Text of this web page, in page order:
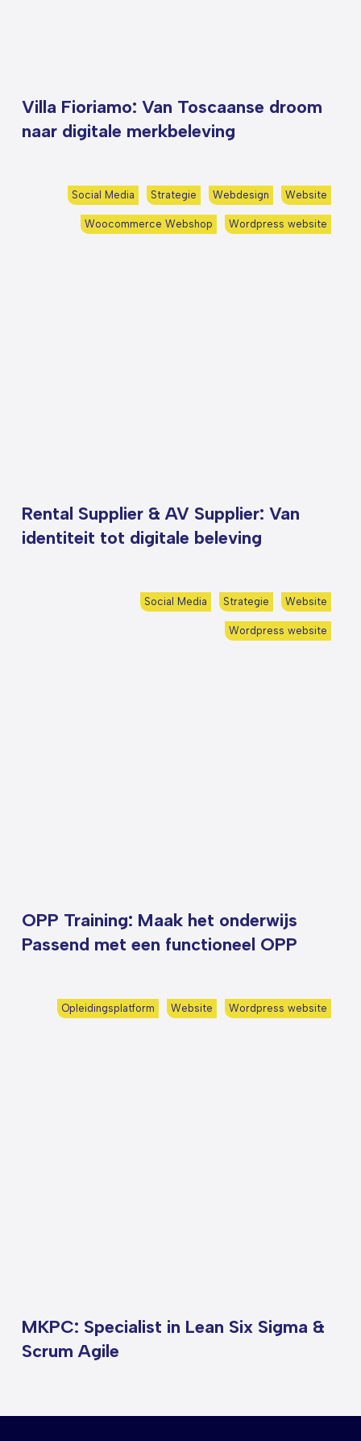
Villa Fioriamo: Van Toscaanse droom
naar digitale merkbeleving
Social Media Strategie Webdesign Website
Woocommerce Webshop Wordpress website
Rental Supplier & AV Supplier: Van
identiteit tot digitale beleving
Social Media Strategie Website
Wordpress website
OPP Training: Maak het onderwijs
Passend met een functioneel OPP
Opleidingsplatform Website Wordpress website
MKPC: Specialist in Lean Six Sigma &
Scrum Agile